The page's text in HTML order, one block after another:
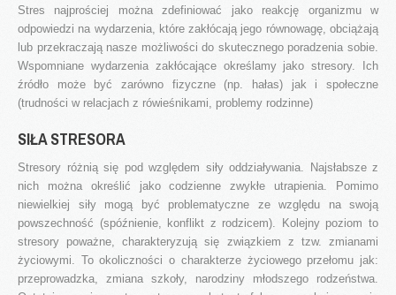
Rejon Działania
Akty prawne
Godziny Pracy
Standardy ochrony małoletnich
Oferta 2025/2026
Nowości i Artykuły
Aktualności
Relacje
Stres najprościej można zdefiniować jako reakcję organizmu w
odpowiedzi na wydarzenia, które zakłócają jego równowagę, obciążają
lub przekraczają nasze możliwości do skutecznego poradzenia sobie.
Wspomniane wydarzenia zakłócające określamy jako stresory. Ich
źródło może być zarówno fizyczne (np. hałas) jak i społeczne
(trudności w relacjach z rówieśnikami, problemy rodzinne)
SIŁA STRESORA
Stresory różnią się pod względem siły oddziaływania. Najsłabsze z
nich można określić jako codzienne zwykłe utrapienia. Pomimo
niewielkiej siły mogą być problematyczne ze względu na swoją
powszechność (spóźnienie, konflikt z rodzicem). Kolejny poziom to
stresory poważne, charakteryzują się związkiem z tzw. zmianami
życiowymi. To okoliczności o charakterze życiowego przełomu jak:
przeprowadzka, zmiana szkoły, narodziny młodszego rodzeństwa.